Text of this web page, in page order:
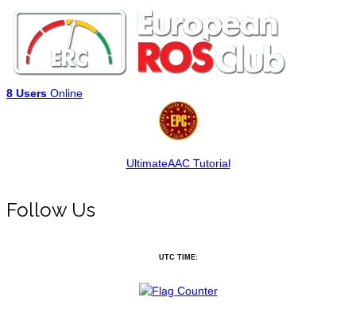
8 Users Online
UltimateAAC Tutorial
Follow Us
UTC TIME: